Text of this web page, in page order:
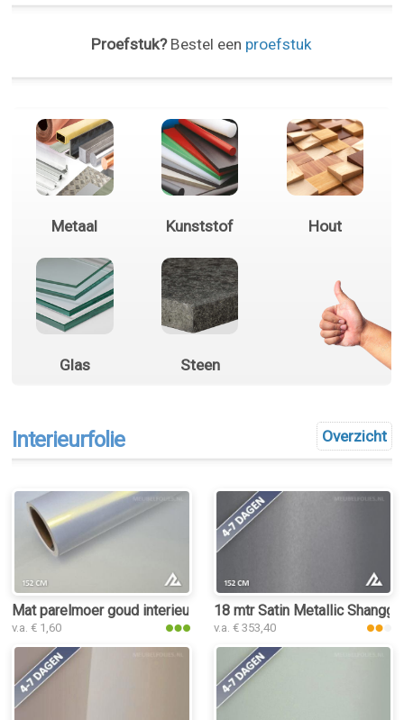
Proefstuk?Bestel een proefstuk
Metaal Kunststof Hout
Glas Steen
Overzicht
Interieurfolie
Mat parelmoer goud interieurfolie
v.a. € 1,60
18 mtr Satin Metallic
v.a. € 353,40